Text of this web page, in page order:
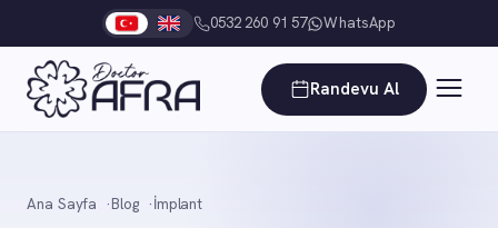
0532 260 91 57 WhatsApp
Randevu Al
Ana Sayfa Blog İmplant